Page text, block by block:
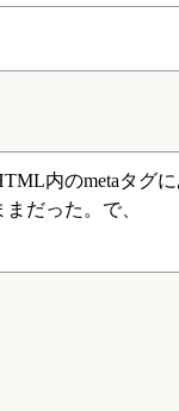
内のmetaタグに
だった。で、